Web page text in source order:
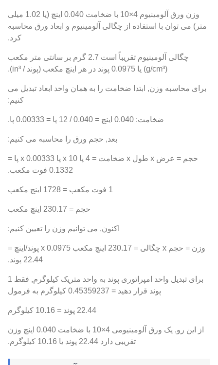
وزن ورق آلومینیوم 4×10 با ضخامت 0.040 اینچ (یا 1.02 میلی
متر) می توان با استفاده از چگالی آلومینیوم و ابعاد ورق محاسبه
کرد.
چگالی آلومینیوم تقریباً است 2.7 گرم بر سانتی متر مکعب
(g/cm³) یا 0.0975 پوند در هر اینچ مکعب (پوند / in³).
برای محاسبه وزن, ابتدا ضخامت را به همان واحد ابعاد تبدیل می
کنیم:
ضخامت: 0.040 اینچ = 0.040 / 12 پا = 0.00333 پا.
بعد, حجم ورق را محاسبه می کنیم:
حجم = عرض x طول x ضخامت = 4 پا x 10 پا x 0.00333 پا =
0.1332 فوت مکعب.
1 فوت مکعب = 1728 اینچ مکعب
حجم = 230.17 اینچ مکعب
اکنون, می توانیم وزن را تعیین کنیم:
وزن = حجم x چگالی = 230.17 اینچ مکعب x 0.0975 پوند/اینچ =
22.44 پوند.
برای تبدیل واحد امپراتوری پوند به واحد متریک کیلوگرم, فقط 1
پوند قرار دهید = 0.45359237 کیلوگرم به فرمول
22.44 پوند = 10.16 کیلوگرم
از این رو, یک ورق آلومینیومی 4×10 با ضخامت 0.040 اینچ وزن
تقریبی دارد 22.44 پوند یا 10.16 کیلوگرم.